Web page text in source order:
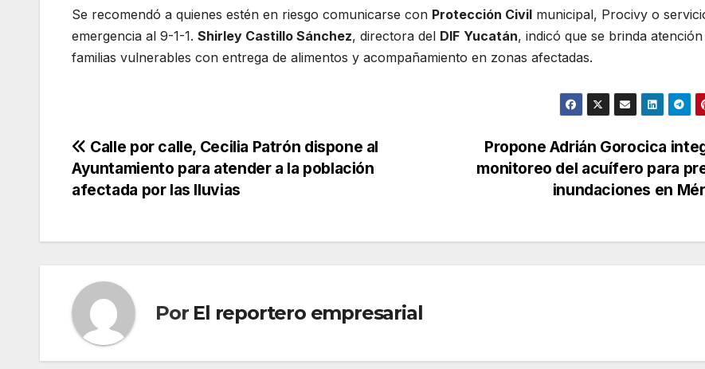
Se recomendó a quienes estén en riesgo comunicarse con Protección Civil municipal, Procivy o
emergencia al 9-1-1. Shirley Castillo Sánchez, directora del DIF Yucatán, indicó que se brinda
familias vulnerables con entrega de alimentos y acompañamiento en zonas afectadas.
Navegación
de
Propone Adrián Gorocica
monitoreo del acuífero para
inundaciones en
Calle por calle, Cecilia Patrón dispone al
Ayuntamiento para atender a la población
afectada por las lluvias
Por El reportero empresarial